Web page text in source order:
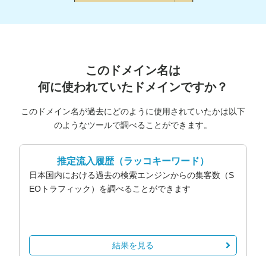
このドメイン名は
何に使われていたドメインですか？
このドメイン名が過去にどのように使用されていたかは以下
のようなツールで調べることができます。
推定流入履歴（ラッコキーワード）
日本国内における過去の検索エンジンからの集客数（S
EOトラフィック）を調べることができます
結果を見る